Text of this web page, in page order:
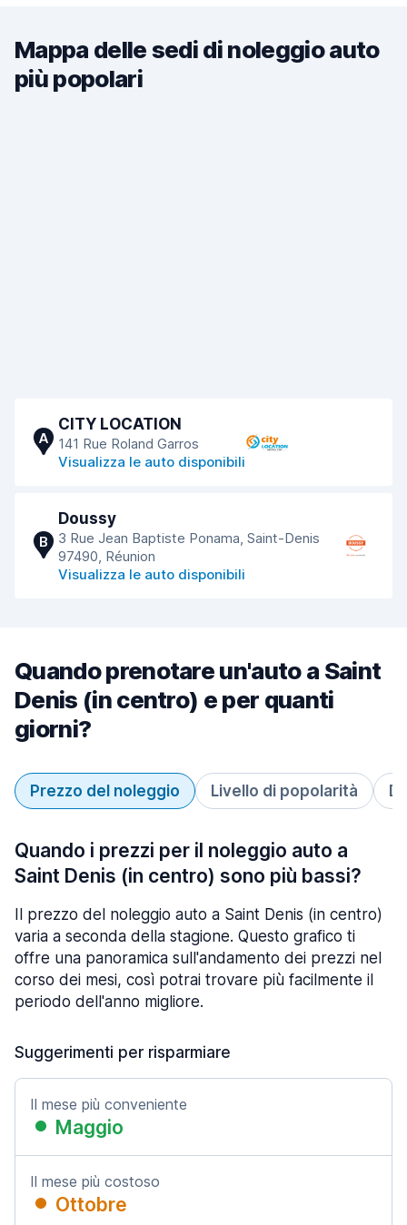
Mappa delle sedi di noleggio auto
più popolari
A
CITY LOCATION
141 Rue Roland Garros
Visualizza le auto disponibili
B
Doussy
3 Rue Jean Baptiste Ponama, Saint-Denis
97490, Réunion
Visualizza le auto disponibili
Quando prenotare un'auto a Saint
Denis (in centro) e per quanti
giorni?
Prezzo del noleggio Livello di popolarità
Quando i prezzi per il noleggio auto a
Saint Denis (in centro) sono più bassi?
Il prezzo del noleggio auto a Saint Denis (in centro)
varia a seconda della stagione. Questo grafico ti
offre una panoramica sull'andamento dei prezzi nel
corso dei mesi, così potrai trovare più facilmente il
periodo dell'anno migliore.
Suggerimenti per risparmiare
Il mese più conveniente
Maggio
Il mese più costoso
Ottobre